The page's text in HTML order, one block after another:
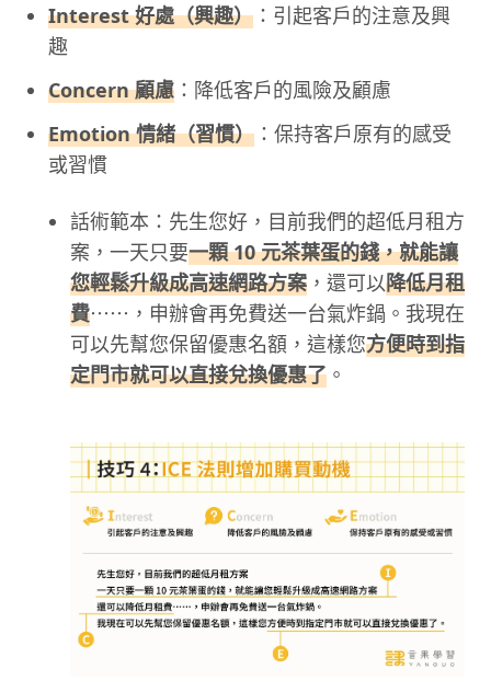
Interest 好處（興趣） ：引起客戶的注意及興
趣
Concern 顧慮 ：降低客戶的風險及顧慮
Emotion 情緒（習慣） ：保持客戶原有的感受
或習慣
話術範本：先生您好，目前我們的超低月租方
案，一天只要一顆 10 元茶葉蛋的錢，就能讓
您輕鬆升級成高速網路方案 ，還可以降低月租
費⋯⋯，申辦會再免費送一台氣炸鍋。我現在
可以先幫您保留優惠名額，這樣您方便時到指
定門市就可以直接兌換優惠了 。